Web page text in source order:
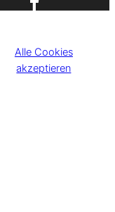
with
Alle Cookies
akzeptieren